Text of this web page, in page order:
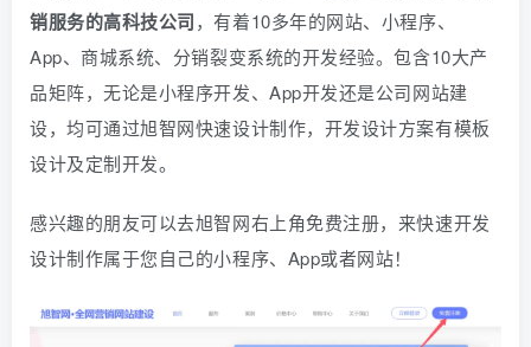
销服务的高科技公司，有着10多年的网站、小程序、
App、商城系统、 分销裂变系统的开发经验。包含10大产
品矩阵，无论是小程序开发、App开发还是公司网站建
设，均可通过旭智网快速设计制作，开发设计方案有模板
设计及定制开发。
感兴趣的朋友可以去旭智网右上角免费注册， 来快速开发
设计制作属于您自己的小程序、App或者网站！